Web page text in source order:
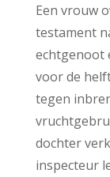
Een vrouw
testament
echtgenoot
voor de
tegen
dochter
inspecteur